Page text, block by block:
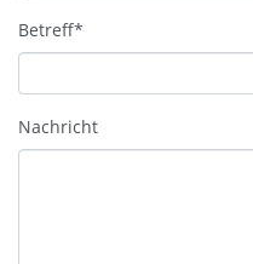
Betreff*
Nachricht